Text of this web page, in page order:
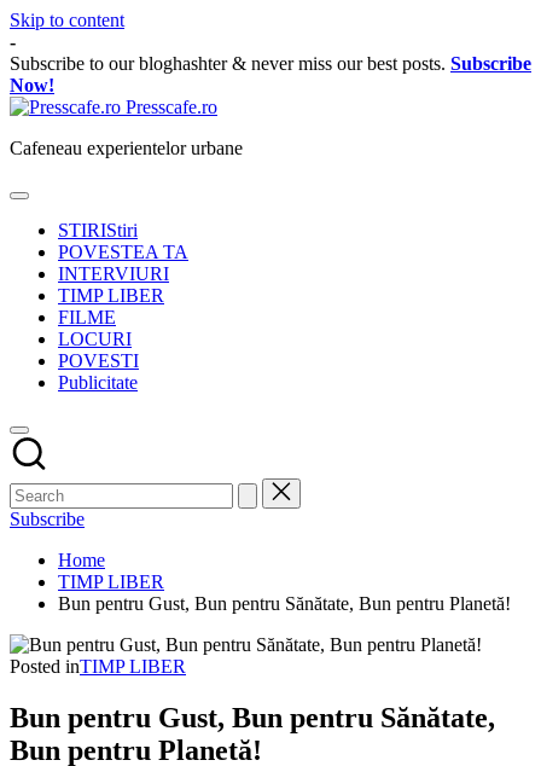
Skip to content
-
Subscribe to our bloghashter & never miss our best posts. Subscribe
Now!
Presscafe.ro
Cafeneau experientelor urbane
STIRIStiri
POVESTEA TA
INTERVIURI
TIMP LIBER
FILME
LOCURI
POVESTI
Publicitate
Subscribe
Home
TIMP LIBER
Bun pentru Gust, Bun pentru Sănătate, Bun pentru Planetă!
Posted inTIMP LIBER
Bun pentru Gust, Bun pentru Sănătate,
Bun pentru Planetă!